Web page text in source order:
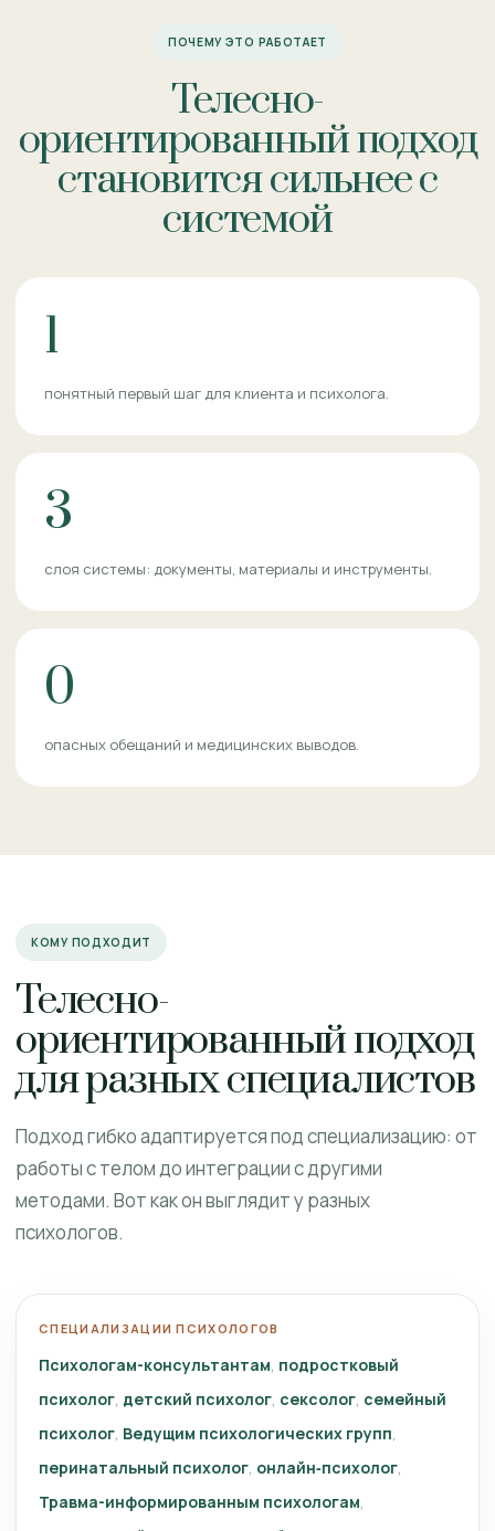
ПОЧЕМУ ЭТО РАБОТАЕТ
Телесно-
ориентированный подход
становится сильнее с
системой
1
понятный первый шаг для клиента и психолога.
3
слоя системы: документы, материалы и инструменты.
0
опасных обещаний и медицинских выводов.
КОМУ ПОДХОДИТ
Телесно-
ориентированный подход
для разных специалистов
Подход гибко адаптируется под специализацию: от
работы с телом до интеграции с другими
методами. Вот как он выглядит у разных
психологов.
СПЕЦИАЛИЗАЦИИ ПСИХОЛОГОВ
Психологам-консультантам подростковый
психолог детский психолог сексолог семейный
психолог Ведущим психологических групп
перинатальный психолог онлайн‑психолог
Травма-информированным психологам